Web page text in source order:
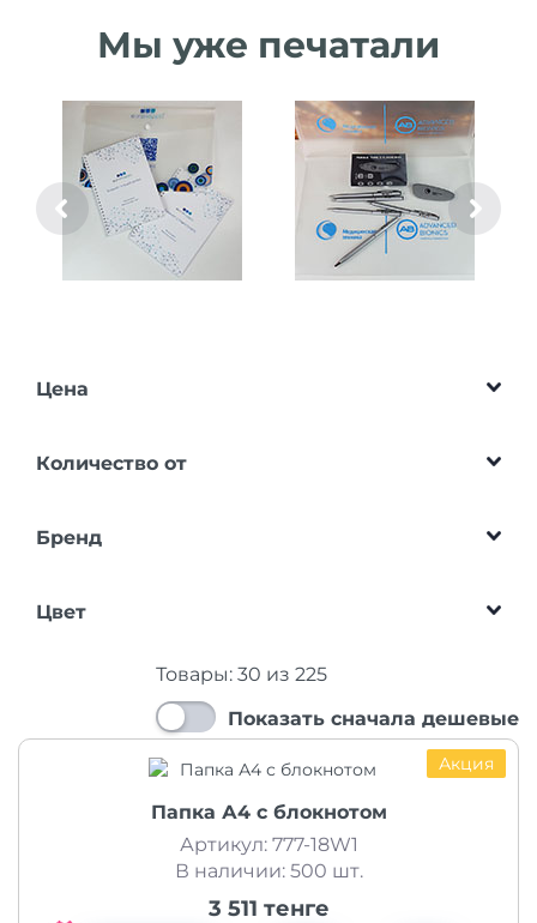
Мы уже печатали
Цена
Количество от
Бренд
Цвет
Товары: 30 из 225
Показать сначала дешевые
Акция
Папка А4 с блокнотом
Артикул: 777-18W1
В наличии: 500 шт.
3 511 тенге